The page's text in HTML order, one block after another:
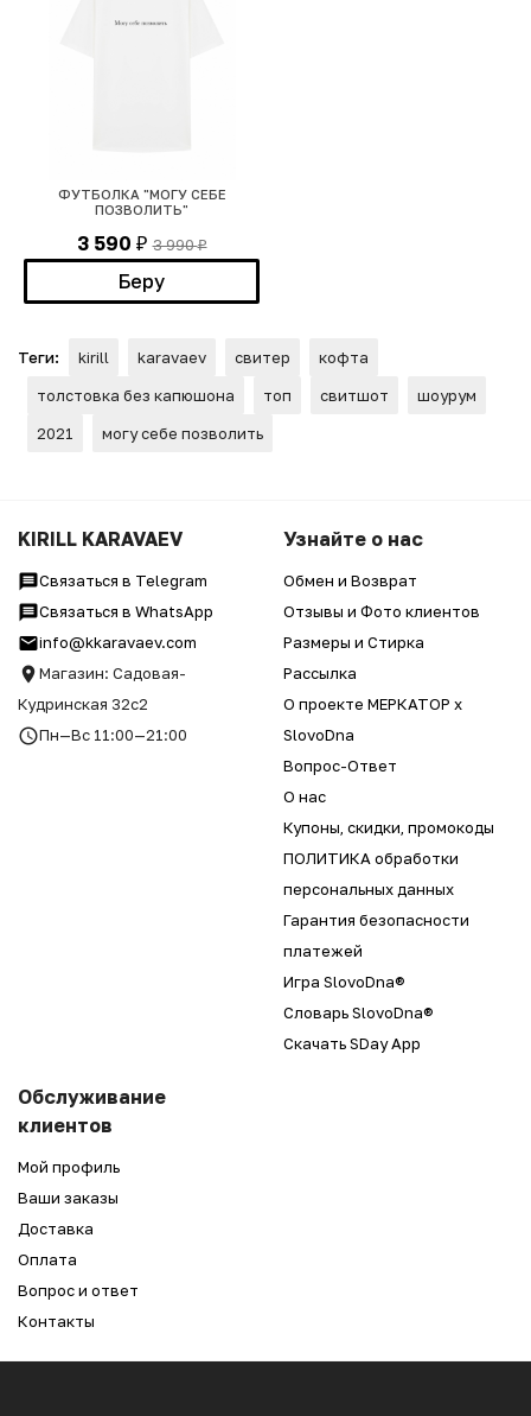
ФУТБОЛКА "МОГУ СЕБЕ
ПОЗВОЛИТЬ"
3 590 ₽ 3 990₽
Беру
Теги: kirill karavaev свитер
кофта
толстовка без капюшона
топ свитшот
шоурум
2021
могу себе позволить
KIRILL KARAVAEV
Связаться в Telegram
Связаться в WhatsApp
info@kkaravaev.com
Магазин: Садовая-
Кудринская 32с2
Пн—Вс 11:00—21:00
Узнайте о нас
Обмен и Возврат
Отзывы и Фото клиентов
Размеры и Стирка
Рассылка
О проекте МЕРКАТОР x
SlovoDna
Вопрос-Ответ
О нас
Купоны, скидки, промокоды
ПОЛИТИКА обработки
персональных данных
Гарантия безопасности
платежей
Игра SlovoDna®
Словарь SlovoDna®
Скачать SDay App
Обслуживание
клиентов
Мой профиль
Ваши заказы
Доставка
Оплата
Вопрос и ответ
Контакты